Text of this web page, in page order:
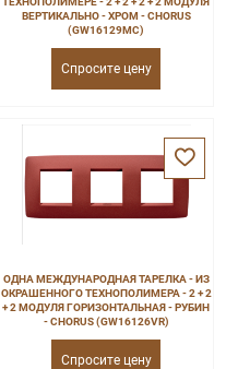
ВЕРТИКАЛЬНО - ХРОМ - CHORUS
(GW16129MC)
Спросите цену
ОДНА МЕЖДУНАРОДНАЯ ТАРЕЛКА - ИЗ
ОКРАШЕННОГО ТЕХНОПОЛИМЕРА - 2 + 2
+ 2 МОДУЛЯ ГОРИЗОНТАЛЬНАЯ - РУБИН
- CHORUS (GW16126VR)
Спросите цену